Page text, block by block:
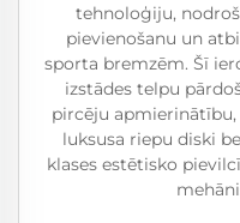
tehnoloģiju,
pievienošanu un
sporta bremzēm. Šī
izstādes telpu
pircēju
luksusa riepu diski
klases estētisko